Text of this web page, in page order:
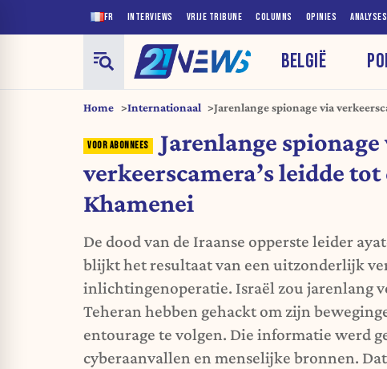
FR INTERVIEWS VRIJE TRIBUNE COLUMNS OPINIES ANALYSES
BELGIË
Home Internationaal
Jarenlange spionage via
Jarenlange spionage
verkeerscamera’s leidde
Khamenei
De dood van de Iraanse opperste leider
blijkt het resultaat van een uitzonderlijk
inlichtingenoperatie. Israël zou jarenlang
Teheran hebben gehackt om zijn
entourage te volgen. Die informatie werd
cyberaanvallen en menselijke bronnen.